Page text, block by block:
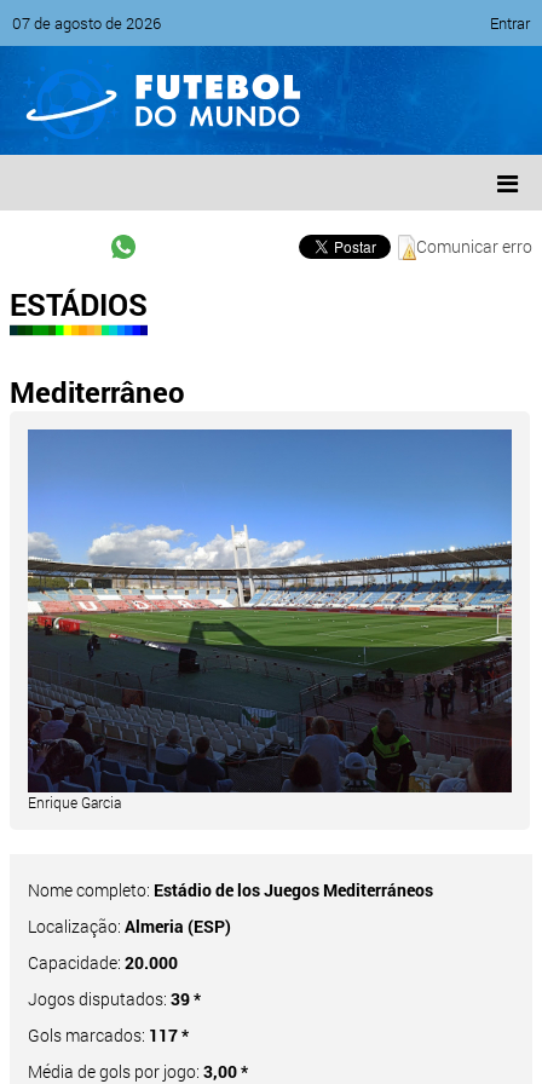
07 de agosto de 2026 Entrar
Comunicar erro
ESTÁDIOS
Mediterrâneo
Enrique Garcia
Nome completo: Estádio de los Juegos Mediterráneos
Localização: Almeria (ESP)
Capacidade: 20.000
Jogos disputados: 39 *
Gols marcados: 117 *
Média de gols por jogo: 3,00 *